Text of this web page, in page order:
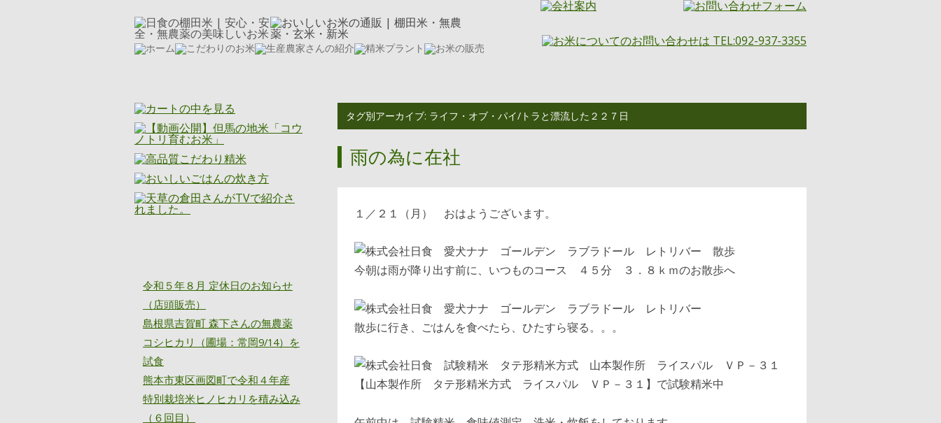
タグ別アーカイブ: ライフ・オブ・パイ/トラと漂流した２２７日
雨の為に在社
１／２１（月） おはようございます。
今朝は雨が降り出す前に、いつものコース ４５分 ３．８ｋｍのお散歩へ
散歩に行き、ごはんを食べたら、ひたすら寝る。。。
【山本製作所 タテ形精米方式 ライスパル ＶＰ－３１】で試験精米中
令和５年８月 定休日のお知らせ
（店頭販売）
島根県吉賀町 森下さんの無農薬
コシヒカリ（圃場：常岡9/14）を
試食
熊本市東区画図町で令和４年産
特別栽培米ヒノヒカリを積み込み
（６回目）